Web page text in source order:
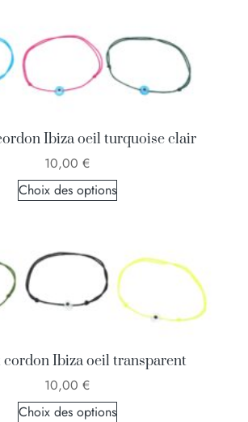
Ibiza oeil turquoise clair
10,00 €
Choix des options
cordon Ibiza oeil transparent
10,00 €
Choix des options